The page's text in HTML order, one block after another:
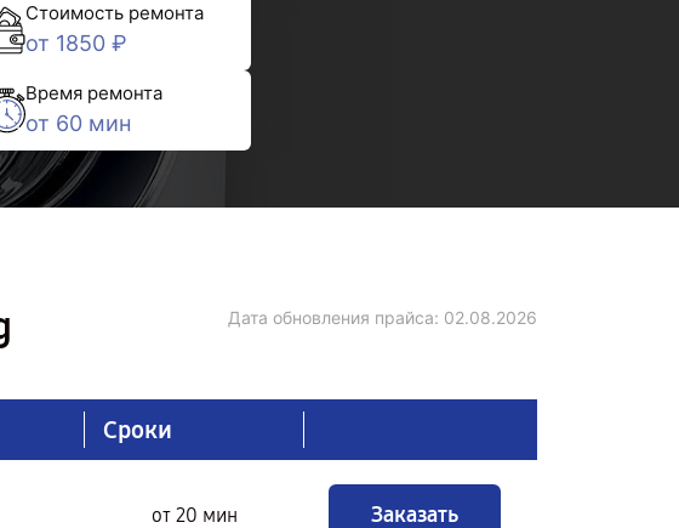
Стоимость ремонта
от 1850 ₽
Время ремонта
от 60 мин
Дата обновления прайса: 02.08.2026
Сроки
от 20 мин Заказать